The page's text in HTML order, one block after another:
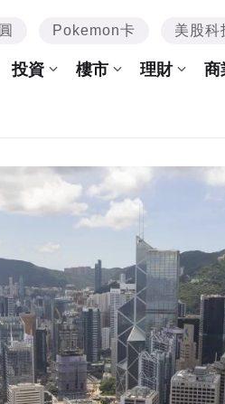
Pokemon卡 美股科
投資 樓市 理財 商